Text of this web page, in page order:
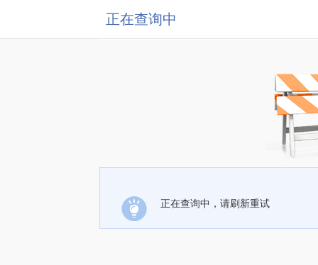
正在查询中
正在查询中，请刷新重试